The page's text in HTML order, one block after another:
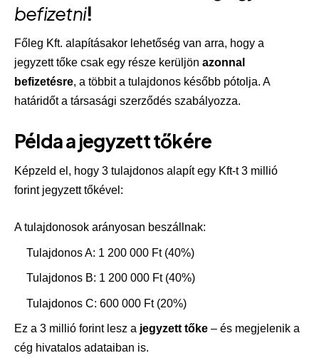
befizetni!
Főleg Kft. alapításakor lehetőség van arra, hogy a
jegyzett tőke csak egy része kerüljön azonnal
befizetésre, a többit a tulajdonos később pótolja. A
határidőt a társasági szerződés szabályozza.
Példa a jegyzett tőkére
Képzeld el, hogy 3 tulajdonos alapít egy Kft-t 3 millió
forint jegyzett tőkével:
A tulajdonosok arányosan beszállnak:
Tulajdonos A: 1 200 000 Ft (40%)
Tulajdonos B: 1 200 000 Ft (40%)
Tulajdonos C: 600 000 Ft (20%)
Ez a 3 millió forint lesz a jegyzett tőke – és megjelenik a
cég hivatalos adataiban is.